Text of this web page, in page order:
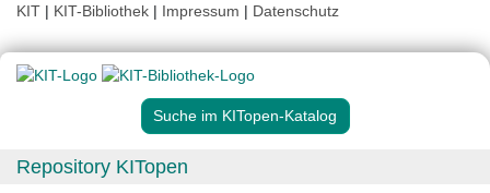
KIT | KIT-Bibliothek | Impressum | Datenschutz
Suche im KITopen-Katalog
Repository KITopen